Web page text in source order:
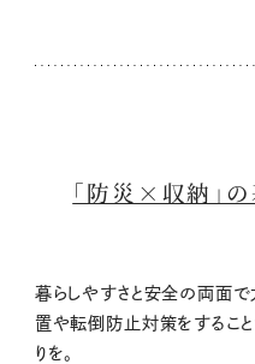
「防災×収納」
暮らしやすさと安全の両面
置や転倒防止対策をするこ
りを。